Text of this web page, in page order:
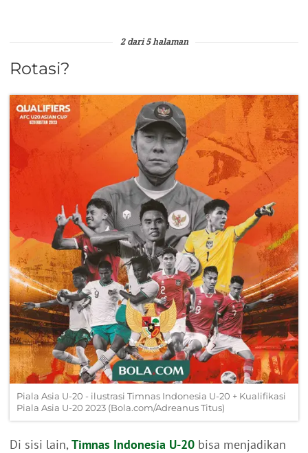
2 dari 5 halaman
Rotasi?
Piala Asia U-20 - ilustrasi Timnas Indonesia U-20 + Kualifikasi
Piala Asia U-20 2023 (Bola.com/Adreanus Titus)
Di sisi lain, Timnas Indonesia U-20 bisa menjadikan